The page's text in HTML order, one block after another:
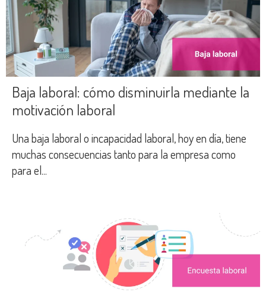
Baja laboral: cómo disminuirla mediante la
motivación laboral
Una baja laboral o incapacidad laboral, hoy en día, tiene
muchas consecuencias tanto para la empresa como
para el...